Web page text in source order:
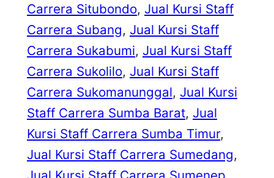
Carrera Situbondo, Jual Kursi Staff
Carrera Subang, Jual Kursi Staff
Carrera Sukabumi, Jual Kursi Staff
Carrera Sukolilo, Jual Kursi Staff
Carrera Sukomanunggal, Jual Kursi
Staff Carrera Sumba Barat, Jual
Kursi Staff Carrera Sumba Timur
Jual Kursi Staff Carrera Sumedang